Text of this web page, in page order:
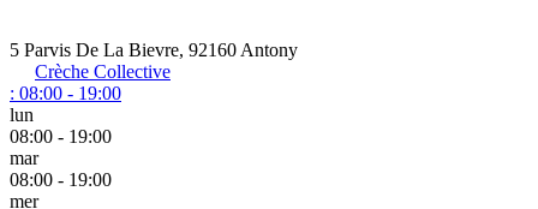
5 Parvis De La Bievre, 92160 Antony
Crèche Collective
: 08:00 - 19:00
lun
08:00 - 19:00
mar
08:00 - 19:00
mer